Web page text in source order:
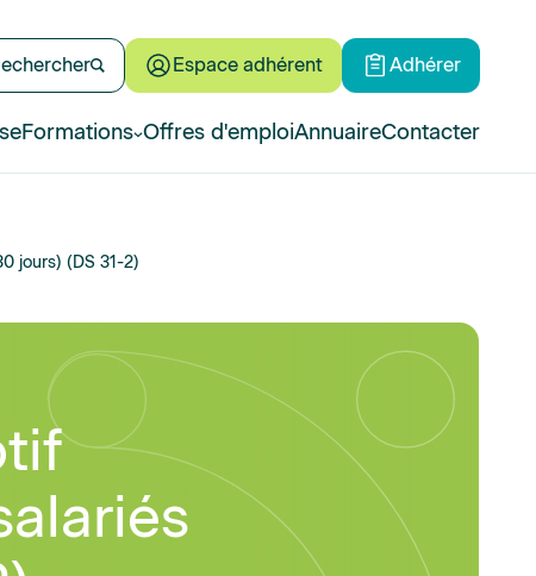
Espace adhérent Adhérer
Formations Offres d'emploiAnnuaireContacter
jours) (DS 31-2)